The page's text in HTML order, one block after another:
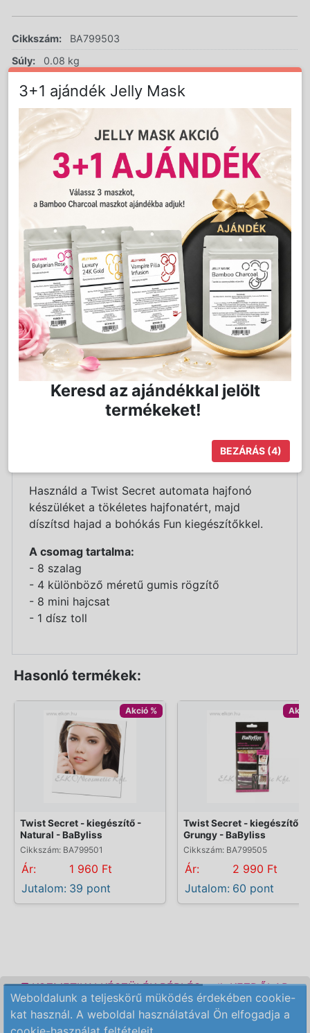
Cikkszám:
BA799503
Súly:
0.08 kg
AKCIÓS ÁR!
LAKOSSÁGI ÁR (BRUTTÓ)
2 990 Ft 2 300 Ft
Jutalom: 46 pont
Kedvencnek jelöl
Mennyiség: db Kosárba
Használd a Twist Secret automata hajfonó
készüléket a tökéletes hajfonatért, majd
díszítsd hajad a bohókás Fun kiegészítőkkel.
A csomag tartalma:
- 8 szalag
- 4 különböző méretű gumis rögzítő
- 8 mini hajcsat
- 1 dísz toll
Hasonló termékek:
Akció %
Twist Secret - kiegészítő -
Natural - BaByliss
Cikkszám: BA799501
Ár:
1 960 Ft
Jutalom: 39 pont
Twist Secret - kiegészítő -
Grungy - BaByliss
Cikkszám: BA799505
Ár:
2 990 Ft
Jutalom: 60 pont
KOZMETIKAI KÉSZÜLÉK BÉRLÉS
KEZDŐLAP
ELÉRHETŐSÉG
RENDELÉSI FELTÉTELEK
Weboldalunk a teljeskörű müködés érdekében cookie-
kat használ. A weboldal használatával Ön elfogadja a
3+1 ajándék Jelly Mask
Keresd az ajándékkal jelölt
termékeket!
BEZÁRÁS (4)